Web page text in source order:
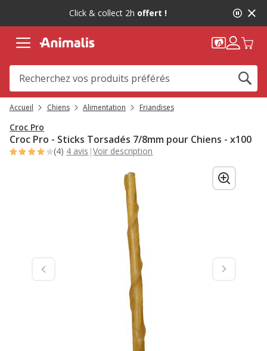
message,
Click & collect 2h offert !
Accueil Chiens Alimentation Friandises
Croc Pro
Croc Pro - Sticks Torsadés 7/8mm pour Chiens - x100
(4) 4 avis |Voir description